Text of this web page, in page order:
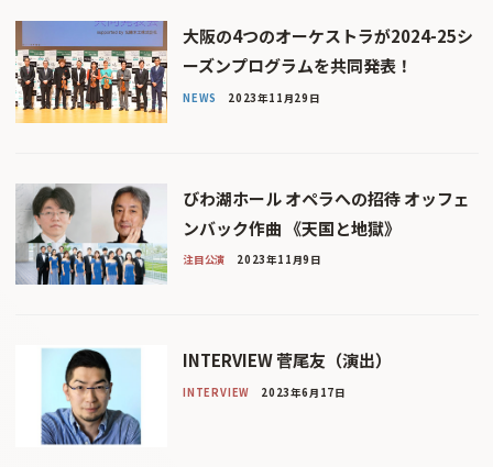
大阪の4つのオーケストラが2024-25シ
ーズンプログラムを共同発表！
NEWS 2023年11月29日
びわ湖ホール オペラへの招待 オッフェ
ンバック作曲 《天国と地獄》
注目公演 2023年11月9日
INTERVIEW 菅尾友（演出）
INTERVIEW 2023年6月17日